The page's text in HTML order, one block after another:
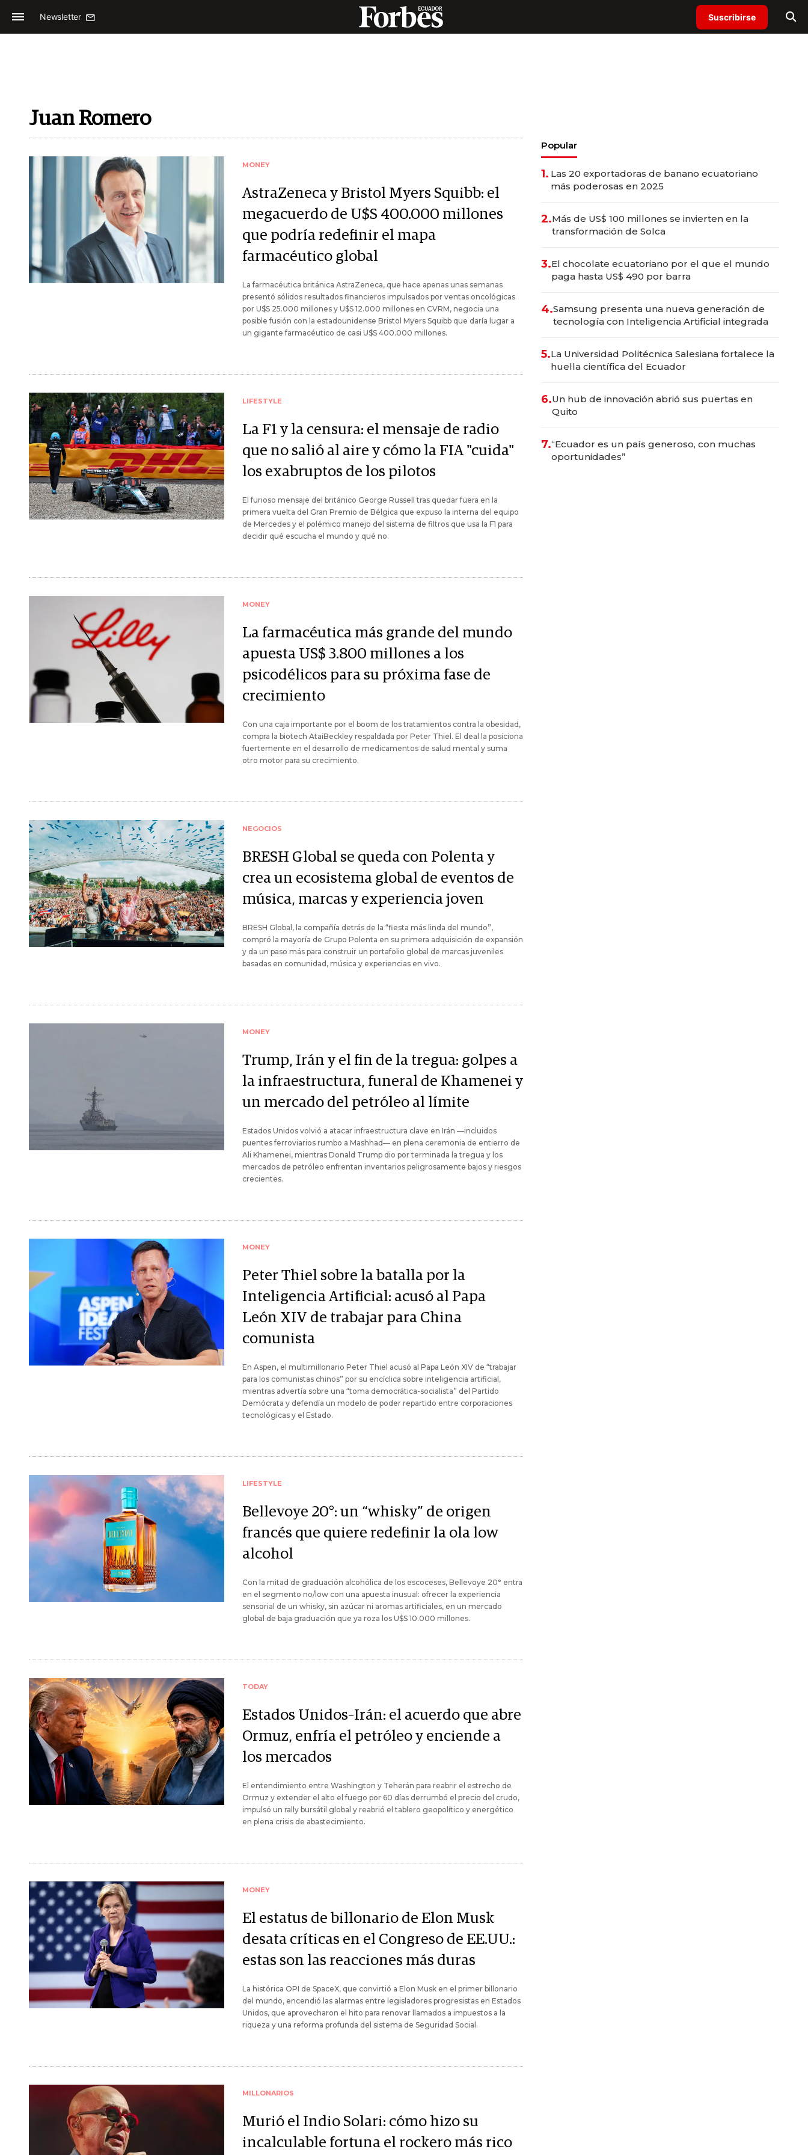
Newsletter Suscribirse
Juan Romero
MONEY
AstraZeneca y Bristol Myers Squibb: el
megacuerdo de U$S 400.000 millones
que podría redefinir el mapa
farmacéutico global
La farmacéutica británica AstraZeneca, que hace apenas unas semanas
presentó sólidos resultados financieros impulsados por ventas oncológicas
por U$S 25.000 millones y U$S 12.000 millones en CVRM, negocia una
posible fusión con la estadounidense Bristol Myers Squibb que daría lugar a
un gigante farmacéutico de casi U$S 400.000 millones.
LIFESTYLE
La F1 y la censura: el mensaje de radio
que no salió al aire y cómo la FIA "cuida"
los exabruptos de los pilotos
El furioso mensaje del británico George Russell tras quedar fuera en la
primera vuelta del Gran Premio de Bélgica que expuso la interna del equipo
de Mercedes y el polémico manejo del sistema de filtros que usa la F1 para
decidir qué escucha el mundo y qué no.
MONEY
La farmacéutica más grande del mundo
apuesta US$ 3.800 millones a los
psicodélicos para su próxima fase de
crecimiento
Con una caja importante por el boom de los tratamientos contra la obesidad,
compra la biotech AtaiBeckley respaldada por Peter Thiel. El deal la posiciona
fuertemente en el desarrollo de medicamentos de salud mental y suma
otro motor para su crecimiento.
NEGOCIOS
BRESH Global se queda con Polenta y
crea un ecosistema global de eventos de
música, marcas y experiencia joven
BRESH Global, la compañía detrás de la “fiesta más linda del mundo”,
compró la mayoría de Grupo Polenta en su primera adquisición de expansión
y da un paso más para construir un portafolio global de marcas juveniles
basadas en comunidad, música y experiencias en vivo.
MONEY
Trump, Irán y el fin de la tregua: golpes a
la infraestructura, funeral de Khamenei y
un mercado del petróleo al límite
Estados Unidos volvió a atacar infraestructura clave en Irán —incluidos
puentes ferroviarios rumbo a Mashhad— en plena ceremonia de entierro de
Ali Khamenei, mientras Donald Trump dio por terminada la tregua y los
mercados de petróleo enfrentan inventarios peligrosamente bajos y riesgos
crecientes.
MONEY
Peter Thiel sobre la batalla por la
Inteligencia Artificial: acusó al Papa
León XIV de trabajar para China
comunista
En Aspen, el multimillonario Peter Thiel acusó al Papa León XIV de “trabajar
para los comunistas chinos” por su encíclica sobre inteligencia artificial,
mientras advertía sobre una “toma democrática-socialista” del Partido
Demócrata y defendía un modelo de poder repartido entre corporaciones
tecnológicas y el Estado.
LIFESTYLE
Bellevoye 20°: un “whisky” de origen
francés que quiere redefinir la ola low
alcohol
Con la mitad de graduación alcohólica de los escoceses, Bellevoye 20° entra
en el segmento no/low con una apuesta inusual: ofrecer la experiencia
sensorial de un whisky, sin azúcar ni aromas artificiales, en un mercado
global de baja graduación que ya roza los U$S 10.000 millones.
TODAY
Estados Unidos–Irán: el acuerdo que abre
Ormuz, enfría el petróleo y enciende a
los mercados
El entendimiento entre Washington y Teherán para reabrir el estrecho de
Ormuz y extender el alto el fuego por 60 días derrumbó el precio del crudo,
impulsó un rally bursátil global y reabrió el tablero geopolítico y energético
en plena crisis de abastecimiento.
MONEY
El estatus de billonario de Elon Musk
desata críticas en el Congreso de EE.UU.:
estas son las reacciones más duras
La histórica OPI de SpaceX, que convirtió a Elon Musk en el primer billonario
del mundo, encendió las alarmas entre legisladores progresistas en Estados
Unidos, que aprovecharon el hito para renovar llamados a impuestos a la
riqueza y una reforma profunda del sistema de Seguridad Social.
MILLONARIOS
Murió el Indio Solari: cómo hizo su
incalculable fortuna el rockero más rico
Popular
1. Las 20 exportadoras de banano ecuatoriano
más poderosas en 2025
2.Más de US$ 100 millones se invierten en la
transformación de Solca
3.El chocolate ecuatoriano por el que el mundo
paga hasta US$ 490 por barra
4.Samsung presenta una nueva generación de
tecnología con Inteligencia Artificial integrada
5.La Universidad Politécnica Salesiana fortalece la
huella científica del Ecuador
6.Un hub de innovación abrió sus puertas en
Quito
7.“Ecuador es un país generoso, con muchas
oportunidades”